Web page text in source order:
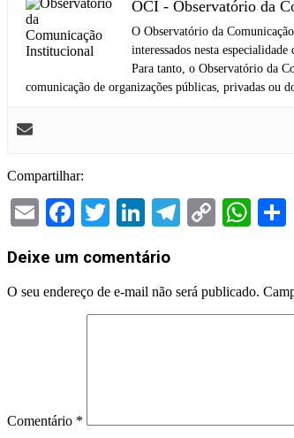
OCI - Observatório da
O Observatório da
interessados nesta
Para tanto, o Observatório da
comunicação de organizações públicas, privadas ou
Compartilhar:
EmailFacebook
TwitterLinkedIn
Telegram
Copy
2024-
05-
14
Deixe um comentário
O seu endereço de e-mail não será publicado.
Comentário *